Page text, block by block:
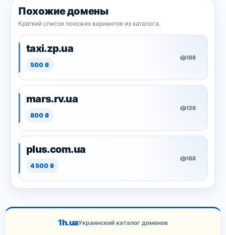
Похожие домены
Краткий список похожих вариантов из каталога.
taxi.zp.ua
500 ₴
188
mars.rv.ua
800 ₴
128
plus.com.ua
4 500 ₴
188
1h.uaУкраинский каталог доменов